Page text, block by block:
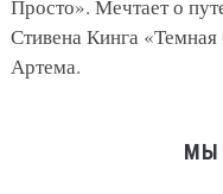
Просто». Мечтает о
Стивена Кинга
Артема.
МЫ